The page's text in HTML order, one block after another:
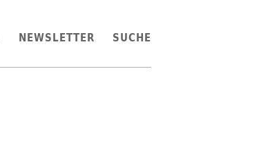
NEWSLETTER SUCHE